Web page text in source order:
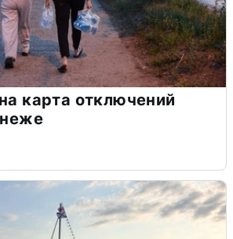
карта отключений